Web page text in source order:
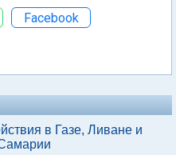
Facebook
в Газе, Ливане и